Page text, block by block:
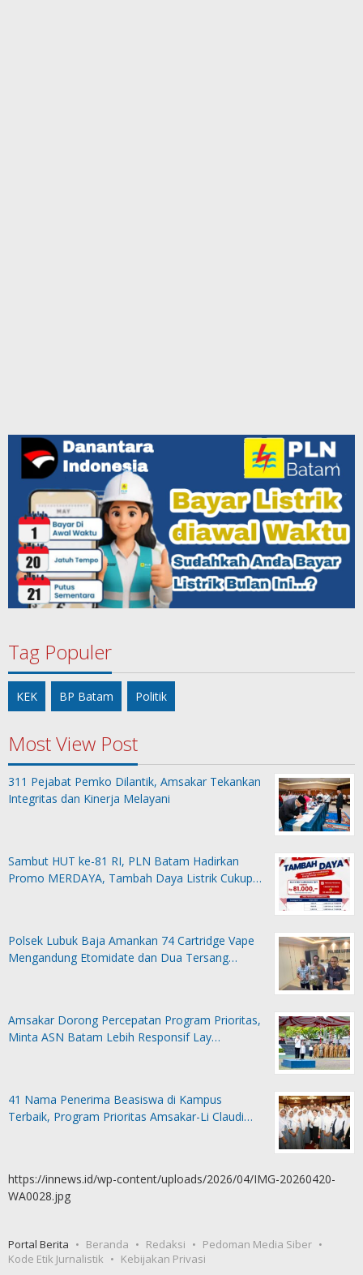
Tag Populer
KEK BP Batam Politik
Most View Post
311 Pejabat Pemko Dilantik, Amsakar Tekankan
Integritas dan Kinerja Melayani
Sambut HUT ke-81 RI, PLN Batam Hadirkan
Promo MERDAYA, Tambah Daya Listrik Cukup…
Polsek Lubuk Baja Amankan 74 Cartridge Vape
Mengandung Etomidate dan Dua Tersang…
Amsakar Dorong Percepatan Program Prioritas,
Minta ASN Batam Lebih Responsif Lay…
41 Nama Penerima Beasiswa di Kampus
Terbaik, Program Prioritas Amsakar-Li Claudi…
https://innews.id/wp-content/uploads/2026/04/IMG-20260420-
WA0028.jpg
Portal Berita Beranda Redaksi
Pedoman Media Siber
Kode Etik Jurnalistik
Kebijakan Privasi